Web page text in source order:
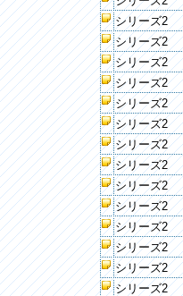
シリーズ2
シリーズ2
シリーズ2
シリーズ2
シリーズ2
シリーズ2
シリーズ2
シリーズ2
シリーズ2
シリーズ2
シリーズ2
シリーズ2
シリーズ2
シリーズ2